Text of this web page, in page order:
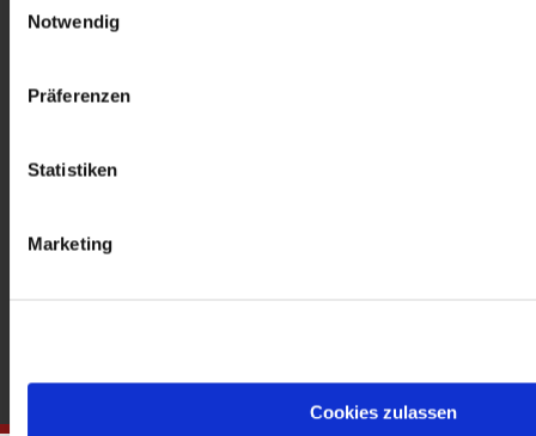
Notwendig
Präferenzen
Statistiken
Marketing
Cookies zulassen
Heckerdamm 230, 13627 Berlin |
Offene Kirche: Täglich 08-18 Uhr